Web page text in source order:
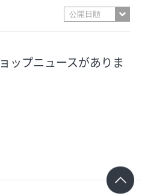
ップニュースがありま